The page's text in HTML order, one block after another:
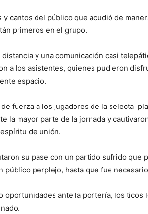
cantos del público que acudió de
primeros en el grupo.
y una comunicación casi
a los asistentes, quienes pudieron
espacio.
fuerza a los jugadores de la selecta
la mayor parte de la jornada y
de unión.
su pase con un partido sufrido que
público perplejo, hasta que fue
oportunidades ante la portería, los ticos